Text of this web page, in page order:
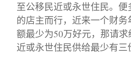
至公移民近或永世住民。
的店主而行，近来一个财
额最少为50万好元，那请
近或永世住民供给最少有三